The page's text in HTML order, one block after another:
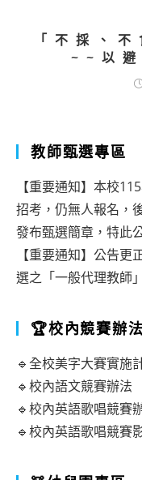
「不採、
~~以避
教師甄選專區
【重要通知】本校
招考，仍無人報名，
發布甄選簡章，特此
【重要通知】公告
選之「一般代理教師
🏆校內競賽辦法
🔹全校美字大賽實施
🔹校內語文競賽辦法
🔹校內英語歌唱競賽
🔹校內英語歌唱競賽